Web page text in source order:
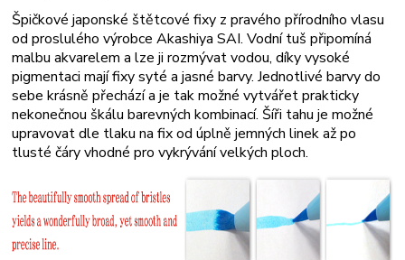
Špičkové japonské štětcové fixy z pravého přírodního vlasu
od proslulého výrobce Akashiya SAI. Vodní tuš připomíná
malbu akvarelem a lze ji rozmývat vodou, díky vysoké
pigmentaci mají fixy syté a jasné barvy. Jednotlivé barvy do
sebe krásně přechází a je tak možné vytvářet prakticky
nekonečnou škálu barevných kombinací. Šíři tahu je možné
upravovat dle tlaku na fix od úplně jemných linek až po
tlusté čáry vhodné pro vykrývání velkých ploch.